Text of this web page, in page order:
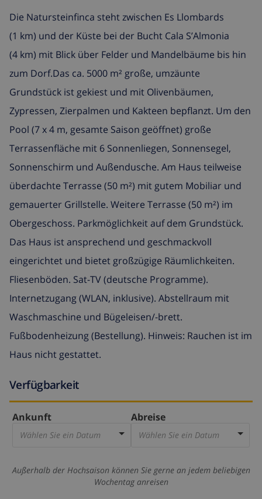
Die Natursteinfinca steht zwischen Es Llombards
(1 km) und der Küste bei der Bucht Cala S’Almonia
(4 km) mit Blick über Felder und Mandelbäume bis hin
zum Dorf.Das ca. 5000 m² große, umzäunte
Grundstück ist gekiest und mit Olivenbäumen,
Zypressen, Zierpalmen und Kakteen bepflanzt. Um den
Pool (7 x 4 m, gesamte Saison geöffnet) große
Terrassenfläche mit 6 Sonnenliegen, Sonnensegel,
Sonnenschirm und Außendusche. Am Haus teilweise
überdachte Terrasse (50 m²) mit gutem Mobiliar und
gemauerter Grillstelle. Weitere Terrasse (50 m²) im
Obergeschoss. Parkmöglichkeit auf dem Grundstück.
Das Haus ist ansprechend und geschmackvoll
eingerichtet und bietet großzügige Räumlichkeiten.
Fliesenböden. Sat-TV (deutsche Programme).
Internetzugang (WLAN, inklusive). Abstellraum mit
Waschmaschine und Bügeleisen/-brett.
Fußbodenheizung (Bestellung). Hinweis: Rauchen ist im
Haus nicht gestattet.
Verfügbarkeit
Ankunft
Wählen Sie ein Datum
Abreise
Wählen Sie ein Datum
Außerhalb der Hochsaison können Sie gerne an jedem beliebigen
Wochentag anreisen